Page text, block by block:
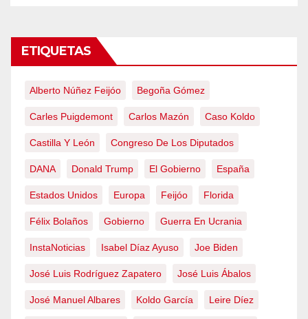
ETIQUETAS
Alberto Núñez Feijóo Begoña Gómez
Carles Puigdemont Carlos Mazón Caso Koldo
Castilla Y León Congreso De Los Diputados
DANA Donald Trump El Gobierno España
Estados Unidos Europa Feijóo Florida
Félix Bolaños Gobierno Guerra En Ucrania
InstaNoticias Isabel Díaz Ayuso Joe Biden
José Luis Rodríguez Zapatero José Luis Ábalos
José Manuel Albares Koldo García Leire Díez